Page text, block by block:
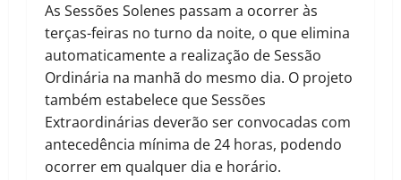
As Sessões Solenes passam a ocorrer às
terças-feiras no turno da noite, o que elimina
automaticamente a realização de Sessão
Ordinária na manhã do mesmo dia. O projeto
também estabelece que Sessões
Extraordinárias deverão ser convocadas com
antecedência mínima de 24 horas, podendo
ocorrer em qualquer dia e horário.